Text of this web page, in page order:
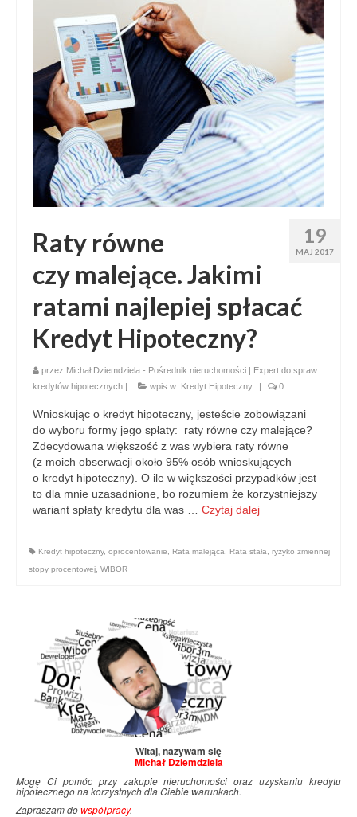
19
MAJ 2017
Raty równe
czy malejące. Jakimi
ratami najlepiej spłacać
Kredyt Hipoteczny?
przez Michał Dziemdziela - Pośrednik nieruchomości | Expert do spraw
kredytów hipotecznych | wpis w: Kredyt Hipoteczny | 0
Wnioskując o kredyt hipoteczny, jesteście zobowiązani
do wyboru formy jego spłaty: raty równe czy malejące?
Zdecydowana większość z was wybiera raty równe
(z moich obserwacji około 95% osób wnioskujących
o kredyt hipoteczny). O ile w większości przypadków jest
to dla mnie uzasadnione, bo rozumiem że korzystniejszy
wariant spłaty kredytu dla was … Czytaj dalej
Kredyt hipoteczny, oprocentowanie Rata malejąca Rata stała
ryzyko zmiennej
stopy procentowej WIBOR
Witaj, nazywam się
Michał Dziemdziela
Mogę Ci pomóc przy zakupie nieruchomości oraz uzyskaniu kredytu
hipotecznego na korzystnych dla Ciebie warunkach.
Zapraszam dowspółpracy.